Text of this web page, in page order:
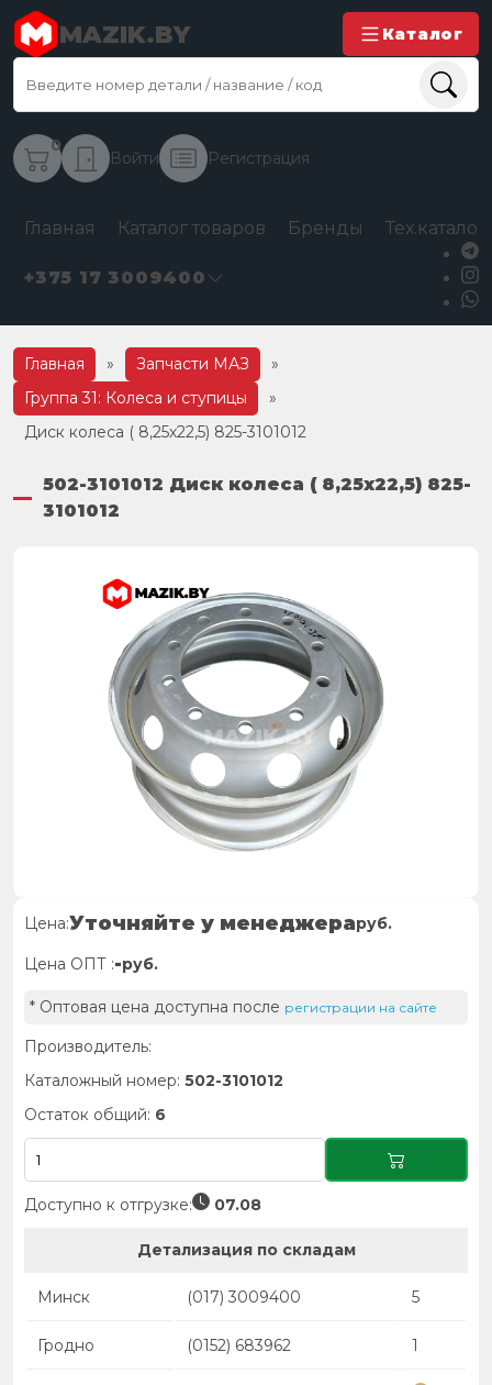
MAZIK.BY Каталог
0
Войти Регистрация
Главная Каталог товаров Бренды
+375 17 3009400
Главная » Запчасти МАЗ
»
Группа 31: Колеса и ступицы
»
Диск колеса ( 8,25х22,5) 825-3101012
502-3101012 Диск колеса ( 8,25х22,5) 825-
3101012
Цена:Уточняйте у менеджераруб.
Цена ОПТ :-руб.
* Оптовая цена доступна после регистрации на сайте
Производитель:
Каталожный номер: 502-3101012
Остаток общий: 6
Доступно к отгрузке: 07.08
Детализация по складам
Минск (017) 3009400 5
Гродно (0152) 683962 1